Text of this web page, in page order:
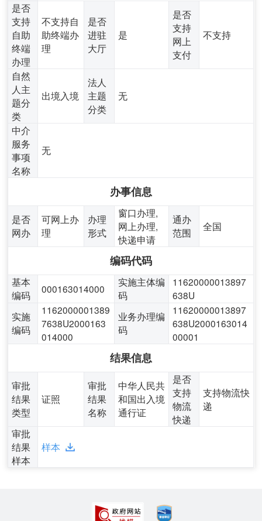
是否
支持
自助
终端
办理
不支持自
助终端办
理
是否
进驻
大厅
是
是否
支持
网上
支付
不支持
自然
人主
题分
类
出境入境
法人
主题
分类
无
中介
服务
事项
名称
无
办事信息
是否
网办
可网上办
理
办理
形式
窗口办理,
网上办理,
快递申请
通办
范围
全国
编码代码
基本
编码
000163014000
实施主体编
码
11620000013897
638U
实施
编码
1162000001389
7638U2000163
014000
业务办理编
码
11620000013897
638U2000163014
00001
结果信息
审批
结果
类型
证照
审批
结果
名称
中华人民共
和国出入境
通行证
是否
支持
物流
快递
支持物流快
递
审批
结果
样本
样本